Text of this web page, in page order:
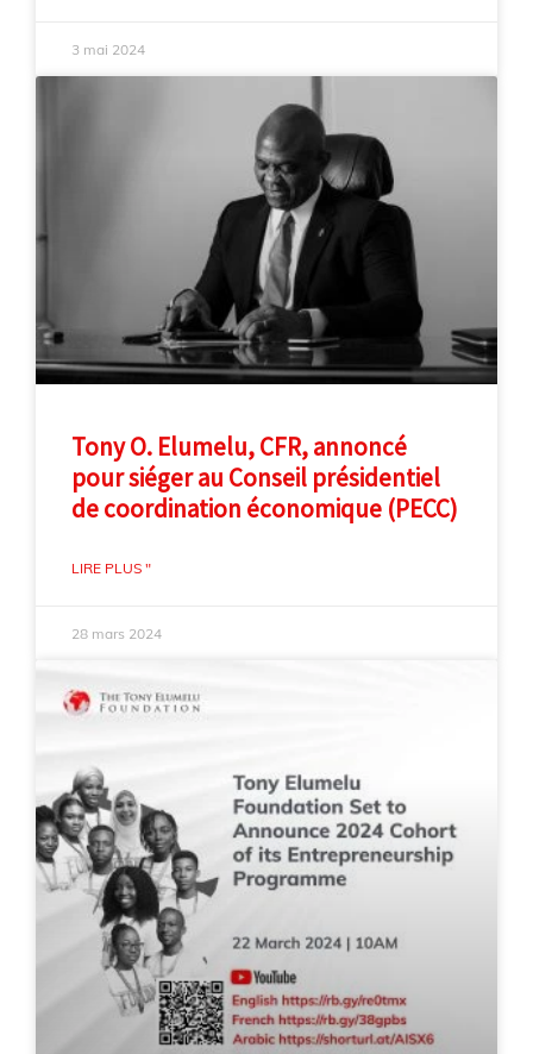
3 mai 2024
Tony O. Elumelu, CFR, annoncé
pour siéger au Conseil présidentiel
de coordination économique (PECC)
LIRE PLUS "
28 mars 2024